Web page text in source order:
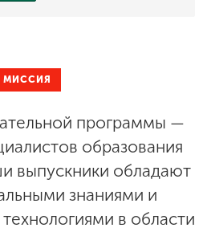
МИССИЯ
программы —
образования
выпускники обладают
знаниями и
в области